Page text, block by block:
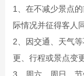
1、在不减少景点
际情况并征得客人
2、因交通、天气
更、行程或景点变